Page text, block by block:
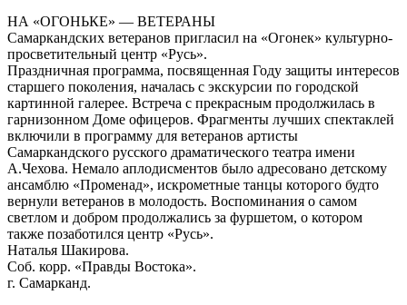
НА «ОГОНЬКЕ» — ВЕТЕРАНЫ
Самаркандских ветеранов пригласил на «Огонек» культурно-
просветительный центр «Русь».
Праздничная программа, посвященная Году защиты интересов
старшего поколения, началась с экскурсии по городской
картинной галерее. Встреча с прекрасным продолжилась в
гарнизонном Доме офицеров. Фрагменты лучших спектаклей
включили в программу для ветеранов артисты
Самаркандского русского драматического театра имени
А.Чехова. Немало аплодисментов было адресовано детскому
ансамблю «Променад», искрометные танцы которого будто
вернули ветеранов в молодость. Воспоминания о самом
светлом и добром продолжались за фуршетом, о котором
также позаботился центр «Русь».
Наталья Шакирова.
Соб. корр. «Правды Востока».
г. Самарканд.